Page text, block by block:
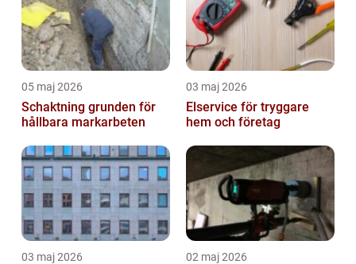
05 maj 2026
Schaktning grunden för
hållbara markarbeten
03 maj 2026
Elservice för tryggare
hem och företag
03 maj 2026 02 maj 2026